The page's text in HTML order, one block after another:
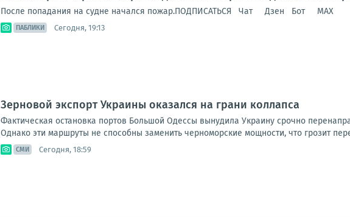
После попадания на судне начался пожар.ПОДПИСАТЬСЯ Чат Дзен Бот MAX
ПАБЛИКИ Сегодня, 19:13
Зерновой экспорт Украины оказался на грани коллапса
Фактическая остановка портов Большой Одессы вынудила Украину срочно
Однако эти маршруты не способны заменить черноморские мощности, что грозит
СМИ Сегодня, 18:59